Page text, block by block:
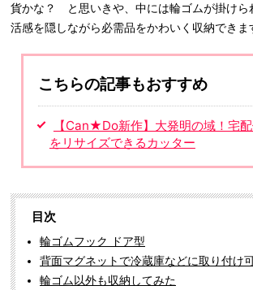
貨かな？ と思いきや、中には輪ゴムが掛け
活感を隠しながら必需品をかわいく収納できま
こちらの記事もおすすめ
【Can★Do新作】大発明の域！宅
をリサイズできるカッター
目次
輪ゴムフック ドア型
背面マグネットで冷蔵庫などに取り付け
輪ゴム以外も収納してみた